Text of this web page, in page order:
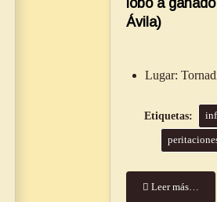
lobo a
Ávila)
Lugar:
Leer más…